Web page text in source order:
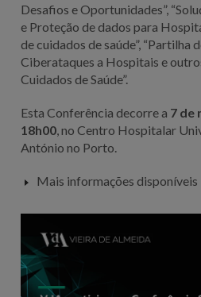
Desafios e Oportunidades”,
e Proteção de dados para
de cuidados de saúde”, “Partilha
Ciberataques a Hospitais e
Cuidados de Saúde”.
Esta Conferência decorre a 7 de
18h00, no Centro Hospitalar
António no Porto.
Mais informações disponíveis